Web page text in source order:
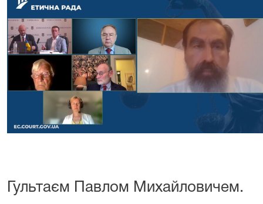
Гультаєм Павлом Михайловичем.